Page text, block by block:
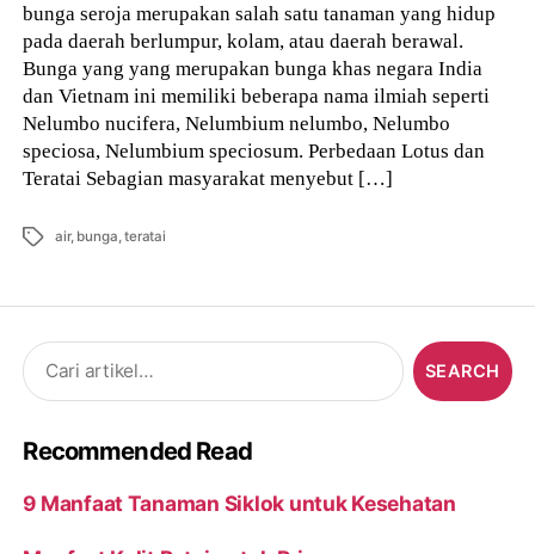
bunga seroja merupakan salah satu tanaman yang hidup
pada daerah berlumpur, kolam, atau daerah berawal.
Bunga yang yang merupakan bunga khas negara India
dan Vietnam ini memiliki beberapa nama ilmiah seperti
Nelumbo nucifera, Nelumbium nelumbo, Nelumbo
speciosa, Nelumbium speciosum. Perbedaan Lotus dan
Teratai Sebagian masyarakat menyebut […]
Tags air, bunga,teratai
Search
for:
Recommended Read
9 Manfaat Tanaman Siklok untuk Kesehatan